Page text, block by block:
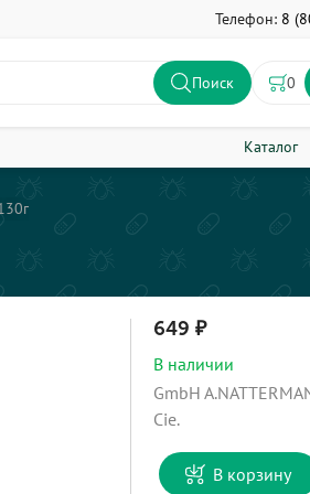
Телефон: 8
Поиск 0
Каталог
649
В наличии
GmbH
Cie.
В корзину